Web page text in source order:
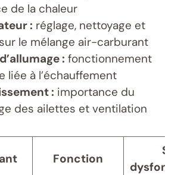
de la chaleur
: réglage, nettoyage et
le mélange air-carburant
: fonctionnement
liée à l’échauffement
: importance du
des ailettes et ventilation
Fonction